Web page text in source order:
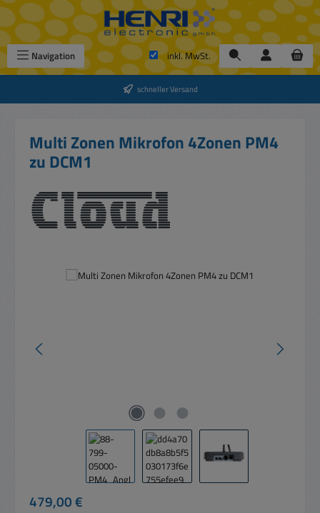
Zum Hauptinhalt springen
Navigation inkl. MwSt.
schneller Versand
Multi Zonen Mikrofon 4Zonen PM4
zu DCM1
Regulärer Preis:
479,00 €